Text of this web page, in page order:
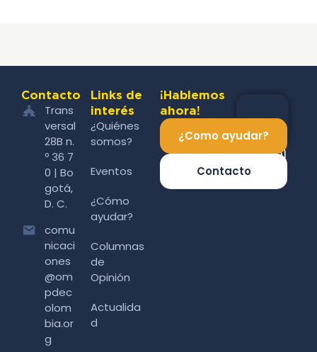
Contacto
Trans
versal
28B n.
º 36 7
0 | Bo
gotá,
D. C.
comu
nicaci
ones
@om
pdec
olom
bia.or
g
Links de
interés
¿Quiénes
somos?
Eventos
¿Cómo
ayudar?
Columnas
de
Opinión
Actualida
d
¡Hablemos
ahora!
¿Como ayudar?
Contacto